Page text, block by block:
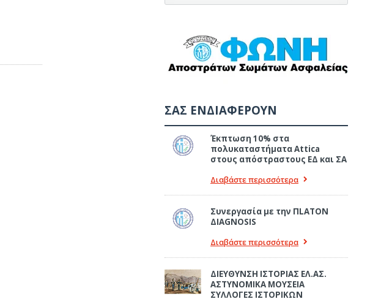
ΣΑΣ ΕΝΔΙΑΦΕΡΟΥΝ
Έκπτωση 10% στα
πολυκαταστήματα Attica
στους απόστραστους ΕΔ και ΣΑ
Διαβάστε περισσότερα
Συνεργασία με την ΠLATON
ΔIAGNOSIS
Διαβάστε περισσότερα
ΔΙΕΥΘΥΝΣΗ ΙΣΤΟΡΙΑΣ ΕΛ.ΑΣ.
ΑΣΤΥΝΟΜΙΚΑ ΜΟΥΣΕΙΑ
ΣΥΛΛΟΓΕΣ ΙΣΤΟΡΙΚΩΝ